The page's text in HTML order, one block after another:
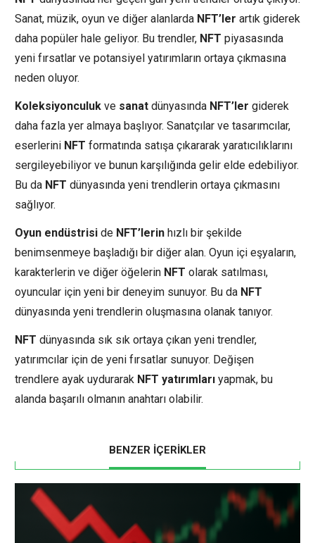
Sanat, müzik, oyun ve diğer alanlarda NFT’ler artık giderek
daha popüler hale geliyor. Bu trendler, NFT piyasasında
yeni fırsatlar ve potansiyel yatırımların ortaya çıkmasına
neden oluyor.
Koleksiyonculuk ve sanat dünyasında NFT’ler giderek
daha fazla yer almaya başlıyor. Sanatçılar ve tasarımcılar,
eserlerini NFT formatında satışa çıkararak yaratıcılıklarını
sergileyebiliyor ve bunun karşılığında gelir elde edebiliyor.
Bu da NFT dünyasında yeni trendlerin ortaya çıkmasını
sağlıyor.
Oyun endüstrisi de NFT’lerin hızlı bir şekilde
benimsenmeye başladığı bir diğer alan. Oyun içi eşyaların,
karakterlerin ve diğer öğelerin NFT olarak satılması,
oyuncular için yeni bir deneyim sunuyor. Bu da NFT
dünyasında yeni trendlerin oluşmasına olanak tanıyor.
NFT dünyasında sık sık ortaya çıkan yeni trendler,
yatırımcılar için de yeni fırsatlar sunuyor. Değişen
trendlere ayak uydurarak NFT yatırımları yapmak, bu
alanda başarılı olmanın anahtarı olabilir.
BENZER İÇERİKLER